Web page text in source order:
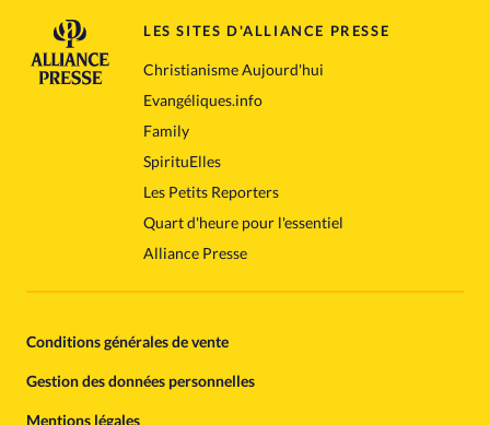
LES SITES D'ALLIANCE PRESSE
Christianisme Aujourd'hui
Evangéliques.info
Family
SpirituElles
Les Petits Reporters
Quart d'heure pour l'essentiel
Alliance Presse
Conditions générales de vente
Gestion des données personnelles
Mentions légales